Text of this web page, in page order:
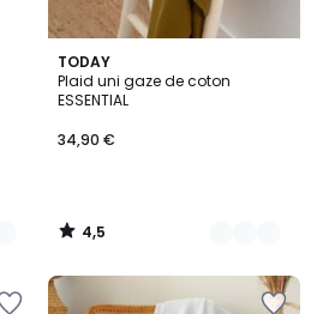
TODAY
Plaid uni gaze de coton
ESSENTIAL
34,90 €
4,5
/ 5
2
Couleurs
4,5
/